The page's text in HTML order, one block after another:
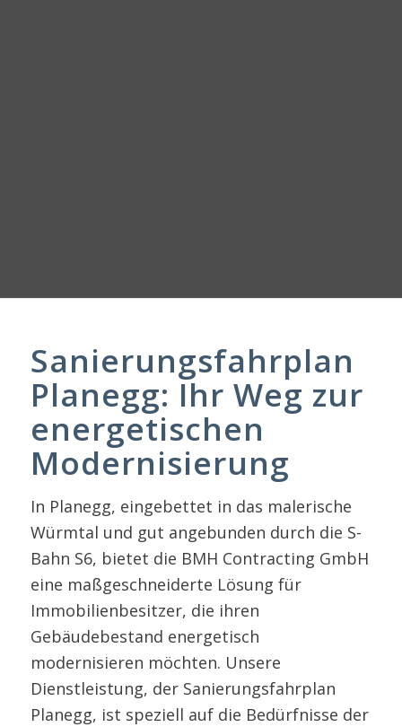
Sanierungsfahrplan
Planegg: Ihr Weg zur
energetischen
Modernisierung
In Planegg, eingebettet in das malerische
Würmtal und gut angebunden durch die S-
Bahn S6, bietet die BMH Contracting GmbH
eine maßgeschneiderte Lösung für
Immobilienbesitzer, die ihren
Gebäudebestand energetisch
modernisieren möchten. Unsere
Dienstleistung, der Sanierungsfahrplan
Planegg, ist speziell auf die Bedürfnisse der